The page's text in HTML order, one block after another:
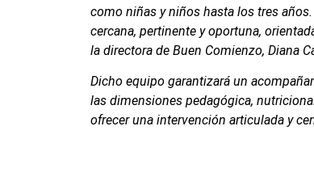
como niñas y niños hasta los tres
cercana, pertinente y oportuna,
la directora de Buen Comienzo, Diana
Dicho equipo garantizará un
las dimensiones pedagógica,
ofrecer una intervención articulada y